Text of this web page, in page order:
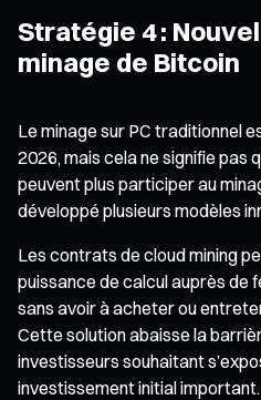
Stratégie 4 :
minage de Bitcoin
Le minage sur PC traditionnel
2026, mais cela ne signifie pas
peuvent plus participer au
développé plusieurs modèles
Les contrats de cloud mining
puissance de calcul auprès de
sans avoir à acheter ou
Cette solution abaisse la
investisseurs souhaitant
investissement initial important.